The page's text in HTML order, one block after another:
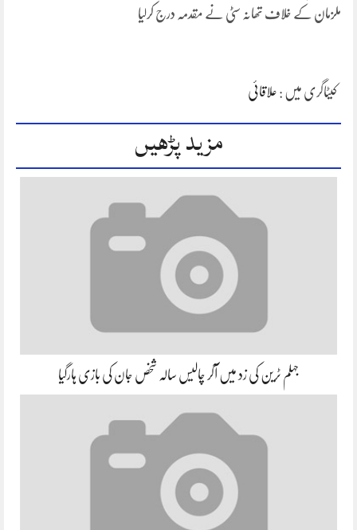
ملزمان کے خلاف تھانہ سٹی نے مقدمہ درج کرلیا
کیٹاگری میں : علاقائی
مزید پڑھیں
جہلم ٹرین کی زد میں آکر چالیس سالہ شخص جان کی بازی ہارگیا